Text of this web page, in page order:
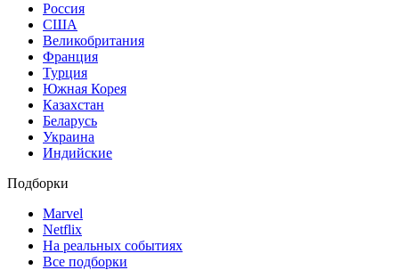
Россия
США
Великобритания
Франция
Турция
Южная Корея
Казахстан
Беларусь
Украина
Индийские
Подборки
Marvel
Netflix
На реальных событиях
Все подборки